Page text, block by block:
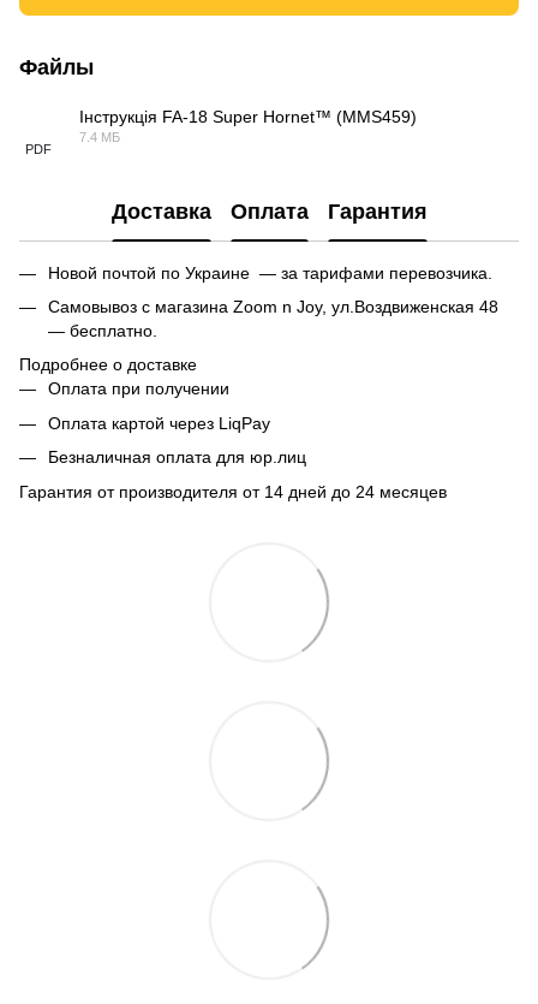
Файлы
PDF
Інструкція FA-18 Super Hornet™ (MMS459)
7.4 МБ
Доставка Оплата Гарантия
Новой почтой по Украине — за тарифами перевозчика.
Самовывоз с магазина Zoom n Joy, ул.Воздвиженская 48
— бесплатно.
Подробнее о доставке
Оплата при получении
Оплата картой через LiqPay
Безналичная оплата для юр.лиц
Гарантия от производителя от 14 дней до 24 месяцев